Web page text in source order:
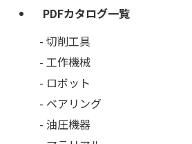
PDFカタログ一覧
切削工具
工作機械
ロボット
ベアリング
油圧機器